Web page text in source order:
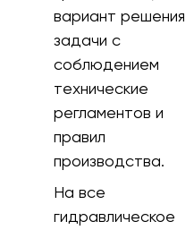
вариант решения
задачи с
соблюдением
технические
регламентов и
правил
производства.
На все
гидравлическое